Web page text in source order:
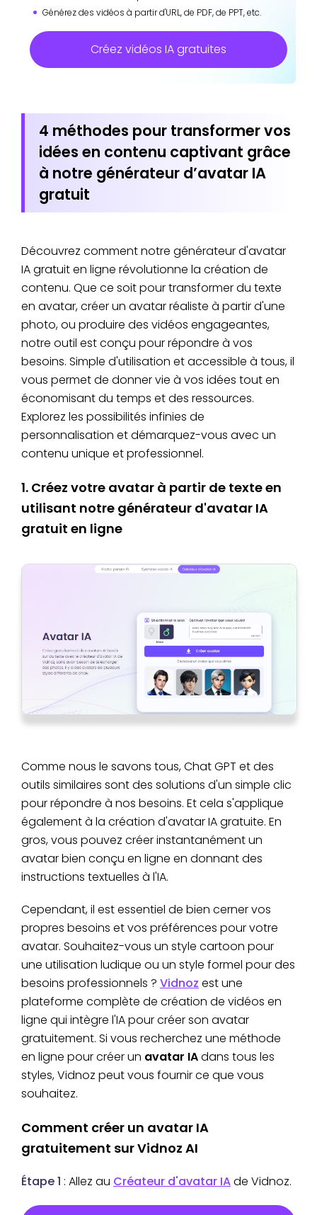
Générez des vidéos à partir d'URL, de PDF, de PPT, etc.
Créez vidéos IA gratuites
4 méthodes pour transformer vos
idées en contenu captivant grâce
à notre générateur d’avatar IA
gratuit
Découvrez comment notre générateur d'avatar
IA gratuit en ligne révolutionne la création de
contenu. Que ce soit pour transformer du texte
en avatar, créer un avatar réaliste à partir d'une
photo, ou produire des vidéos engageantes,
notre outil est conçu pour répondre à vos
besoins. Simple d'utilisation et accessible à tous, il
vous permet de donner vie à vos idées tout en
économisant du temps et des ressources.
Explorez les possibilités infinies de
personnalisation et démarquez-vous avec un
contenu unique et professionnel.
1. Créez votre avatar à partir de texte en
utilisant notre générateur d'avatar IA
gratuit en ligne
Comme nous le savons tous, Chat GPT et des
outils similaires sont des solutions d'un simple clic
pour répondre à nos besoins. Et cela s'applique
également à la création d'avatar IA gratuite. En
gros, vous pouvez créer instantanément un
avatar bien conçu en ligne en donnant des
instructions textuelles à l'IA.
Cependant, il est essentiel de bien cerner vos
propres besoins et vos préférences pour votre
avatar. Souhaitez-vous un style cartoon pour
une utilisation ludique ou un style formel pour des
besoins professionnels ? Vidnoz est une
plateforme complète de création de vidéos en
ligne qui intègre l'IA pour créer son avatar
gratuitement. Si vous recherchez une méthode
en ligne pour créer un avatar IAdans tous les
styles, Vidnoz peut vous fournir ce que vous
souhaitez.
Comment créer un avatar IA
gratuitement sur Vidnoz AI
Étape 1 : Allez au Créateur d'avatar IAde Vidnoz.